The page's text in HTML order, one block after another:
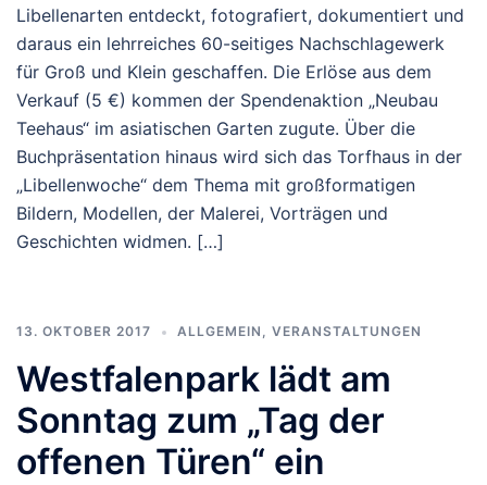
Libellenarten entdeckt, fotografiert, dokumentiert und
daraus ein lehrreiches 60-seitiges Nachschlagewerk
für Groß und Klein geschaffen. Die Erlöse aus dem
Verkauf (5 €) kommen der Spendenaktion „Neubau
Teehaus“ im asiatischen Garten zugute. Über die
Buchpräsentation hinaus wird sich das Torfhaus in der
„Libellenwoche“ dem Thema mit großformatigen
Bildern, Modellen, der Malerei, Vorträgen und
Geschichten widmen. […]
13. OKTOBER 2017 ALLGEMEIN , VERANSTALTUNGEN
Westfalenpark lädt am
Sonntag zum „Tag der
offenen Türen“ ein